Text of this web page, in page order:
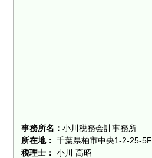
事務所名：小川税務会計事務所
所在地： 千葉県柏市中央1-2-25-5F
税理士： 小川 高昭